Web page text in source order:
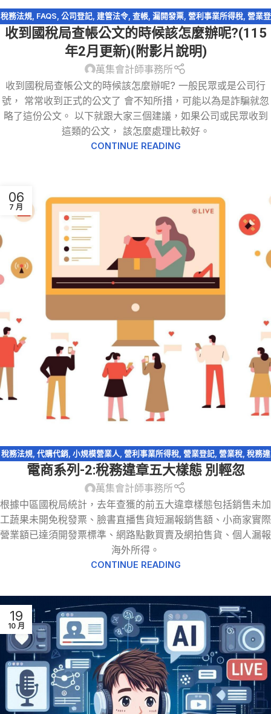
稅務法規, FAQS 公司登記, 建管法令, 查帳, 漏開發票, 營利事業所得稅, 營業登
,營業稅,稅務問答,稅務法規-洗錢防制法,稅務違章, 稅捐稽徵法,網紅報稅
網路交易課稅, 網路拍賣,網路購物,逃漏稅,遺產及贈與稅
收到國稅局查帳公文的時候該怎麼辦呢?(115
年2月更新)(附影片說明)
萬集會計師事務所
收到國稅局查帳公文的時候該怎麼辦呢? 一般民眾或是公司行
號， 常常收到正式的公文了 會不知所措，可能以為是詐騙就忽
略了這份公文。 以下就跟大家三個建議，如果公司或民眾收到
這類的公文， 該怎麼處理比較好。
CONTINUE READING
06
7 月
稅務法規, 代購代銷, 小規模營業人 營利事業所得稅, 營業登記, 營業稅, 稅務違
章,網紅報稅 ,網路交易課稅,網路拍賣,網路購物, 電商系列
電商系列-2:稅務違章五大樣態 別輕忽
萬集會計師事務所
根據中區國稅局統計，去年查獲的前五大違章樣態包括銷售未加
工蔬果未開免稅發票、臉書直播售貨短漏報銷售額、小商家實際
營業額已達須開發票標準、網路點數買賣及網拍售貨、個人漏報
海外所得。
CONTINUE READING
19
10 月